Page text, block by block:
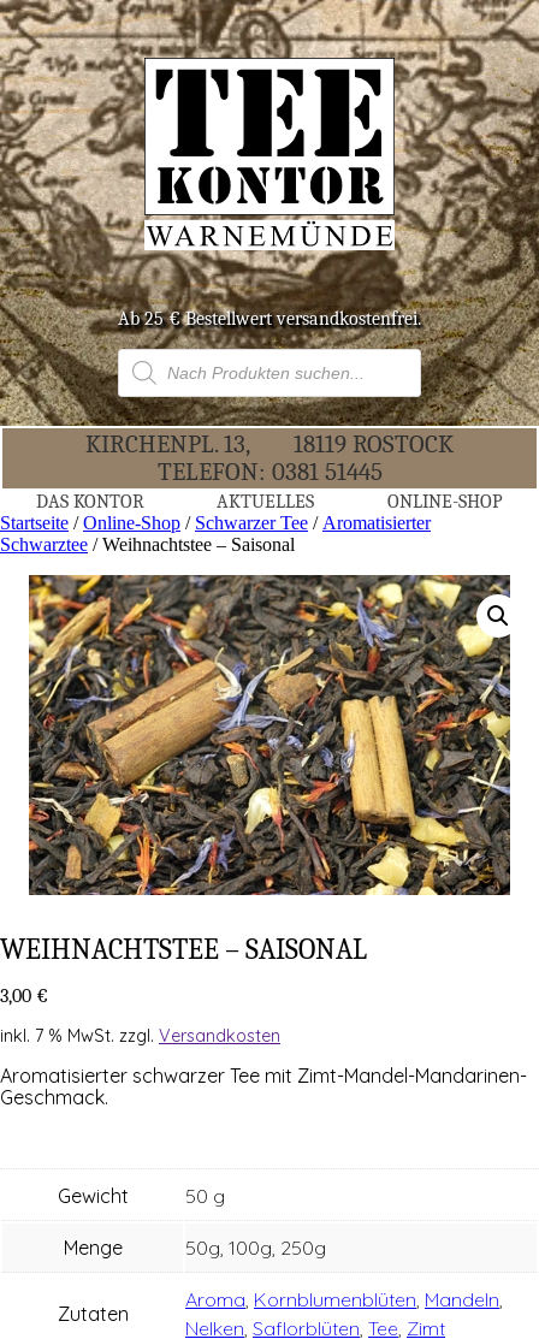
Ab 25 € Bestell­wert versandkostenfrei.
Products
search
KIR­CHEN­PL. 13,
18119 ROS­TOCK
TELE­FON: 0381 51445
DAS KON­TOR AKTU­EL­LES ONLINE-SHOP
Startseite /Online-Shop / Schwarzer Tee / Aromatisierter
Schwarztee / Weih­nachts­tee – Saisonal
WEIH­NACHTS­TEE – SAISONAL
3,00 €
inkl. 7 % MwSt. zzgl. Versandkosten
Aro­ma­ti­sier­ter schwar­zer Tee mit Zimt-Mandel-Mandarinen-
Geschmack.
Gewicht 50 g
Menge 50g, 100g, 250g
Zutaten
Aroma Kornblumenblüten Mandeln
Nelken Saflorblüten Tee Zimt